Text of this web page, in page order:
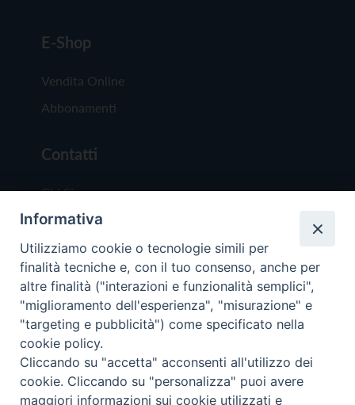
E-Shop
Vendita Online
Abbonamenti
Contatti
Chi Siamo
Redazione
Scrivici
Copyright © 2019 - Tutti i diritti riservati - Vita
Trentina Editrice
Informativa
Utilizziamo cookie o tecnologie simili per
finalità tecniche e, con il tuo consenso, anche per
altre finalità ("interazioni e funzionalità semplici",
"miglioramento dell'esperienza", "misurazione" e
"targeting e pubblicità") come specificato nella
cookie policy.
Cliccando su "accetta" acconsenti all'utilizzo dei
cookie. Cliccando su "personalizza" puoi avere
maggiori informazioni sui cookie utilizzati e